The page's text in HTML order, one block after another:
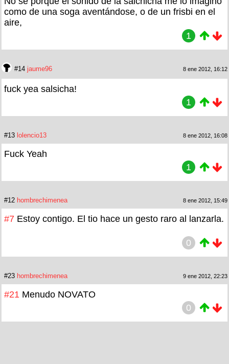
como de una soga aventándose, o de un frisbi en el
aire,
1
#14 jaume96 8 ene 2012, 16:12
fuck yea salsicha!
1
#13 lolencio13 8 ene 2012, 16:08
Fuck Yeah
1
#12 hombrechimenea 8 ene 2012, 15:49
#7 Estoy contigo. El tio hace un gesto raro al lanzarla.
0
#23 hombrechimenea 9 ene 2012, 22:23
#21 Menudo NOVATO
0